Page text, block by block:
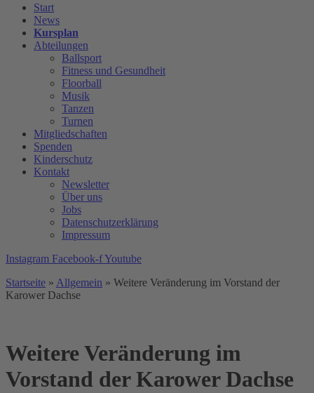
Start
News
Kursplan
Abteilungen
Ballsport
Fitness und Gesundheit
Floorball
Musik
Tanzen
Turnen
Mitgliedschaften
Spenden
Kinderschutz
Kontakt
Newsletter
Über uns
Jobs
Datenschutzerklärung
Impressum
Instagram Facebook-fYoutube
Startseite » Allgemein » Weitere Veränderung im Vorstand der
Karower Dachse
Weitere Veränderung im
Vorstand der Karower Dachse